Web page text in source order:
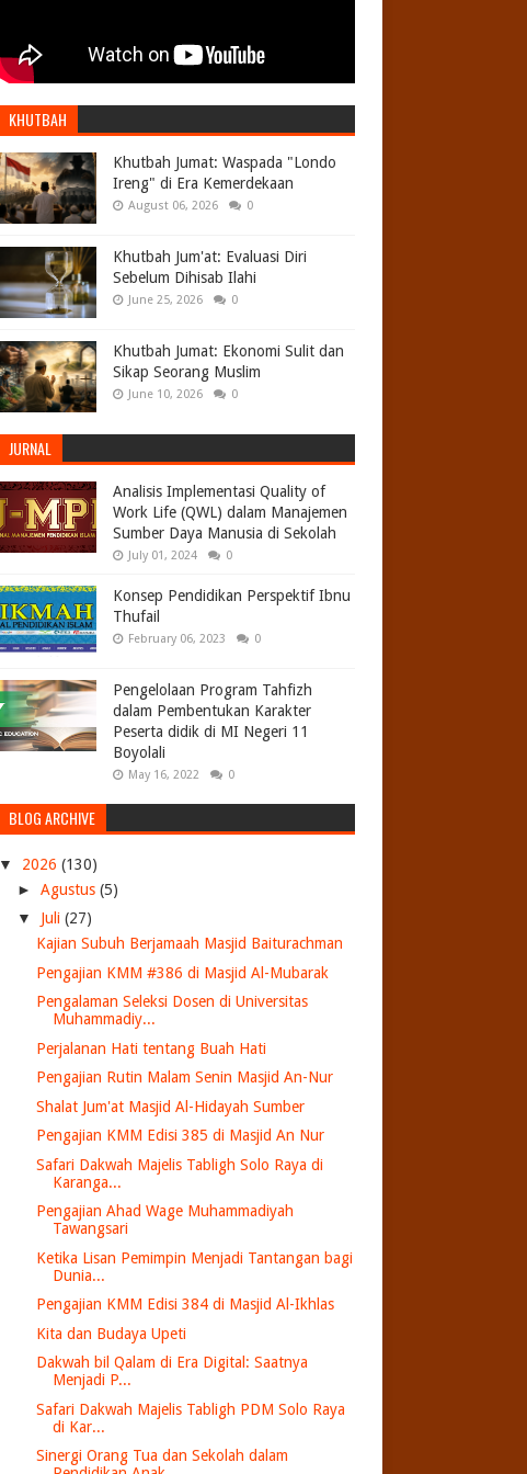
KHUTBAH
Khutbah Jumat: Waspada "Londo
Ireng" di Era Kemerdekaan
August 06, 2026 0
Khutbah Jum'at: Evaluasi Diri
Sebelum Dihisab Ilahi
June 25, 2026 0
Khutbah Jumat: Ekonomi Sulit dan
Sikap Seorang Muslim
June 10, 2026 0
JURNAL
Analisis Implementasi Quality of
Work Life (QWL) dalam Manajemen
Sumber Daya Manusia di Sekolah
July 01, 2024 0
Konsep Pendidikan Perspektif Ibnu
Thufail
February 06, 2023 0
Pengelolaan Program Tahfizh
dalam Pembentukan Karakter
Peserta didik di MI Negeri 11
Boyolali
May 16, 2022 0
BLOG ARCHIVE
▼ 2026 (130)
► Agustus (5)
▼ Juli (27)
Kajian Subuh Berjamaah Masjid Baiturachman
Pengajian KMM #386 di Masjid Al-Mubarak
Pengalaman Seleksi Dosen di Universitas
Muhammadiy...
Perjalanan Hati tentang Buah Hati
Pengajian Rutin Malam Senin Masjid An-Nur
Shalat Jum'at Masjid Al-Hidayah Sumber
Pengajian KMM Edisi 385 di Masjid An Nur
Safari Dakwah Majelis Tabligh Solo Raya di
Karanga...
Pengajian Ahad Wage Muhammadiyah
Tawangsari
Ketika Lisan Pemimpin Menjadi Tantangan bagi
Dunia...
Pengajian KMM Edisi 384 di Masjid Al-Ikhlas
Kita dan Budaya Upeti
Dakwah bil Qalam di Era Digital: Saatnya
Menjadi P...
Safari Dakwah Majelis Tabligh PDM Solo Raya
di Kar...
Sinergi Orang Tua dan Sekolah dalam